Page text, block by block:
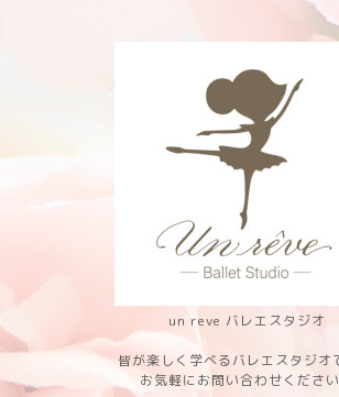
un reve バレエスタジオ
皆が楽しく学べるバレエスタジオ
お気軽にお問い合わせください